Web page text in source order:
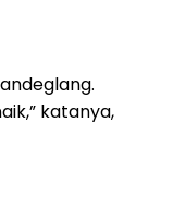
katanya,